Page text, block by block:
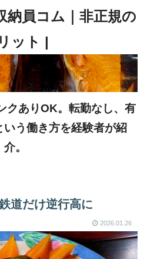
クありOK。転勤なし、有
う働き方を経験者が紹
介。
道だけ逆行高に
2026.01.26